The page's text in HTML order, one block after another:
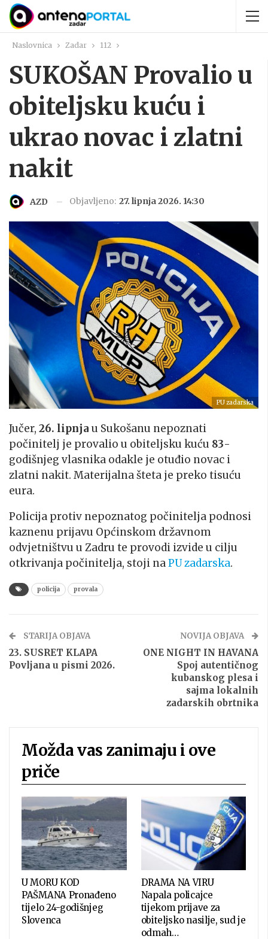
Naslovnica Zadar 112
SUKOŠAN Provalio u
obiteljsku kuću i
ukrao novac i zlatni
nakit
AZD Objavljeno: 27. lipnja 2026. 14:30
PU zadarska
Jučer, 26. lipnja u Sukošanu nepoznati
počinitelj je provalio u obiteljsku kuću 83-
godišnjeg vlasnika odakle je otuđio novac i
zlatni nakit. Materijalna šteta je preko tisuću
eura.
Policija protiv nepoznatog počinitelja podnosi
kaznenu prijavu Općinskom državnom
odvjetništvu u Zadru te provodi izvide u cilju
otkrivanja počinitelja, stoji naPU zadarska.
policija provala
STARIJA OBJAVA
23. SUSRET KLAPA
Povljana u pismi 2026.
NOVIJA OBJAVA
ONE NIGHT IN HAVANA
Spoj autentičnog
kubanskog plesa i
sajma lokalnih
zadarskih obrtnika
Možda vas zanimaju i ove
priče
U MORU KOD
PAŠMANA Pronađeno
tijelo 24-godišnjeg
Slovenca
DRAMA NA VIRU
Napala policajce
tijekom prijave za
obiteljsko nasilje, sud je
odmah…